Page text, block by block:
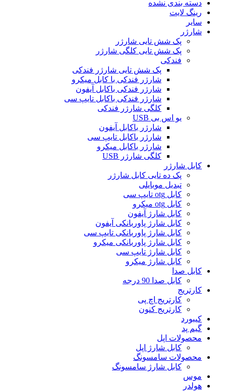
دسته بندی نشده
رینگ لایت
سایر
شارژر
پک شش تایی شارژر
پک شش تایی کلگی شارژر
فندکی
پک شش تایی شارژر فندکی
شارژر فندکی با کابل میکرو
شارژر فندکی باکابل آیفون
شارژر فندکی باکابل تایپ سی
کلگی شارژر فندکی
یو اس بی USB
شارژر باکابل آیفون
شارژر باکابل تایپ سی
شارژر باکابل میکرو
کلگی شارژر USB
کابل شارژر
پک ده تایی کابل شارژر
تبدیل موبایلی
کابل otg تایپ سی
کابل otg میکرو
کابل شارژ آیفون
کابل شارژ پاوربانکی آیفون
کابل شارژ پاوربانکی تایپ سی
کابل شارژ پاوربانکی میکرو
کابل شارژ تایپ سی
کابل شارژ میکرو
کابل صدا
کابل صدا 90 درجه
کارتریج
کارتریج اچ پی
کارتریج کنون
کیبورد
گیم پد
محصولات اپل
کابل شارژ اپل
محصولات سامسونگ
کابل شارژ سامسونگ
موس
هولدر